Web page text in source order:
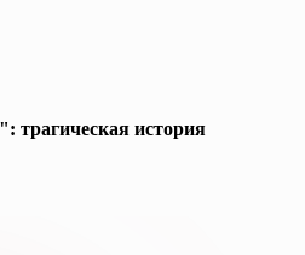
трагическая история